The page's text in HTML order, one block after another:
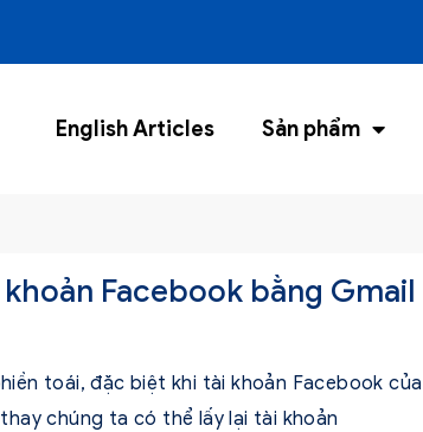
English Articles Sản phẩm
Facebook bằng Gmail
toái, đặc biệt khi tài khoản Facebook của
chúng ta có thể lấy lại tài khoản